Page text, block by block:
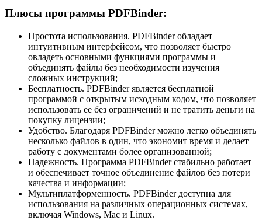
Плюсы программы PDFBinder:
Простота использования. PDFBinder обладает
интуитивным интерфейсом, что позволяет быстро
овладеть основными функциями программы и
объединять файлы без необходимости изучения
сложных инструкций;
Бесплатность. PDFBinder является бесплатной
программой с открытым исходным кодом, что позволяет
использовать ее без ограничений и не тратить деньги на
покупку лицензии;
Удобство. Благодаря PDFBinder можно легко объединять
несколько файлов в один, что экономит время и делает
работу с документами более организованной;
Надежность. Программа PDFBinder стабильно работает
и обеспечивает точное объединение файлов без потери
качества и информации;
Мультиплатформенность. PDFBinder доступна для
использования на различных операционных системах,
включая Windows, Mac и Linux.